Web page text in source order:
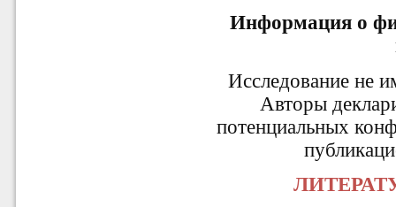
Информация о
Исследование не
Авторы
потенциальных